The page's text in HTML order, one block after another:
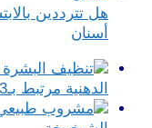
هل تترددين
أسنان
الدهنية مرتبط بـ3 حيل